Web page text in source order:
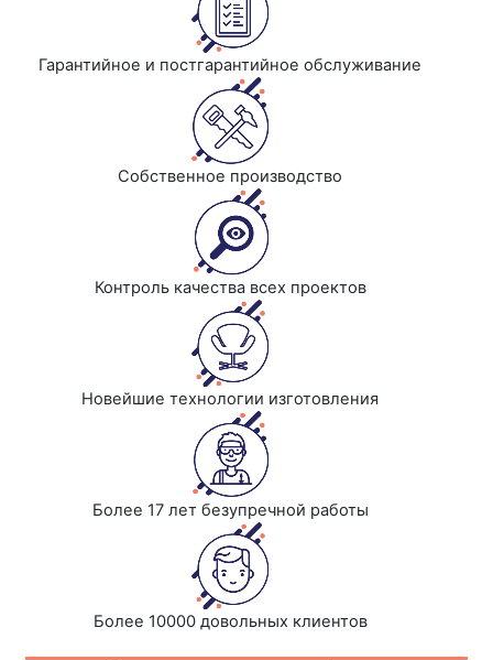
Гарантийное и постгарантийное обслуживание
Собственное производство
Контроль качества всех проектов
Новейшие технологии изготовления
Более 17 лет безупречной работы
Более 10000 довольных клиентов